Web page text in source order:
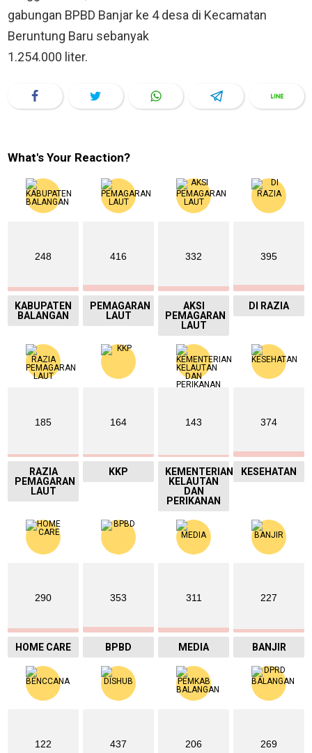
gabungan BPBD Banjar ke 4 desa di Kecamatan
Beruntung Baru sebanyak
1.254.000 liter.
What's Your Reaction?
248
KABUPATEN
BALANGAN
416
PEMAGARAN
LAUT
332
AKSI
PEMAGARAN
LAUT
395
DI RAZIA
185
RAZIA
PEMAGARAN
LAUT
164
KKP
143
KEMENTERIAN
KELAUTAN
DAN
PERIKANAN
374
KESEHATAN
290
HOME CARE
353
BPBD
311
MEDIA
227
BANJIR
122 437 206 269